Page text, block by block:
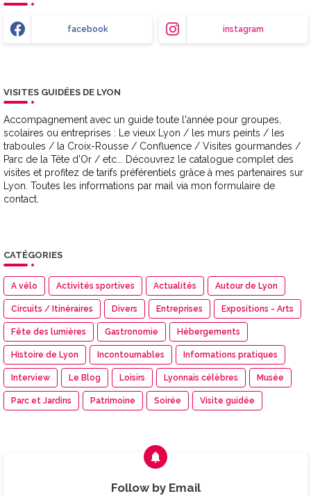
facebook instagram
VISITES GUIDÉES DE LYON
Accompagnement avec un guide toute l'année pour groupes,
scolaires ou entreprises : Le vieux Lyon / les murs peints / les
traboules / la Croix-Rousse / Confluence / Visites gourmandes /
Parc de la Tête d'Or / etc... Découvrez le catalogue complet des
visites et profitez de tarifs préférentiels grâce à mes partenaires sur
Lyon. Toutes les informations par mail via mon formulaire de
contact.
CATÉGORIES
A vélo Activités sportives Actualités Autour de Lyon
Circuits / Itinéraires Divers Entreprises Expositions - Arts
Fête des lumières Gastronomie Hébergements
Histoire de Lyon Incontournables Informations pratiques
Interview Le Blog Loisirs Lyonnais célèbres Musée
Parc et Jardins Patrimoine Soirée Visite guidée
Follow by Email